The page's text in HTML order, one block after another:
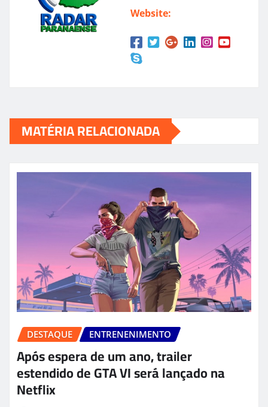
Website:
MATÉRIA RELACIONADA
DESTAQUE ENTRENENIMENTO
Após espera de um ano, trailer
estendido de GTA VI será lançado na
Netflix